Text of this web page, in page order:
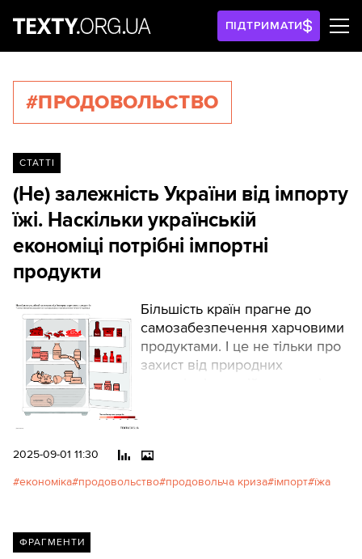
ПІДТРИМАТИ
#ПРОДОВОЛЬСТВО
СТАТТІ
(Не) залежність України від імпорту
їжі. Наскільки українській
економіці потрібні імпортні
продукти
Більшість країн прагне до
самозабезпечення харчовими
продуктами. І це не тільки про
захист від природних
Протягом останніх чотирьох
років, попри війну з Росією,
2025-09-01 11:30
економіка продовольство продовольча криза імпорт їжа
ФРАГМЕНТИ